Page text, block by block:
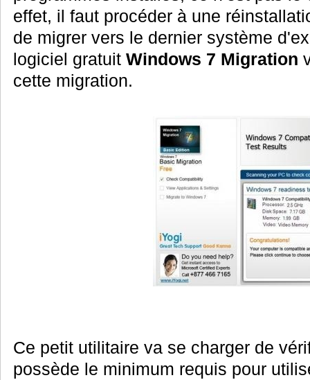
effet, il faut procéder à une
de migrer vers le dernier système
logiciel gratuit Windows 7 Migration
cette migration.
Ce petit utilitaire va se charger de
possède le minimum requis pour